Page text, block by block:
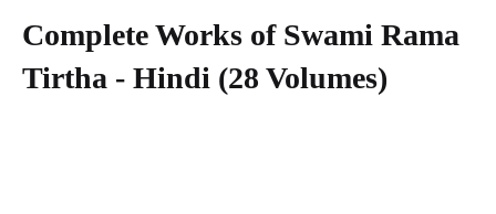
Complete Works of Swami Rama
Tirtha - Hindi (28 Volumes)